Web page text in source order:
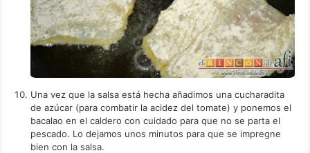
Una vez que la salsa está hecha añadimos una cucharadita
de azúcar (para combatir la acidez del tomate) y ponemos el
bacalao en el caldero con cuidado para que no se parta el
pescado. Lo dejamos unos minutos para que se impregne
bien con la salsa.